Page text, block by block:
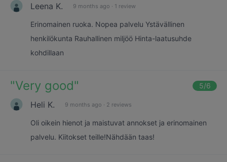
Leena K. 9 months ago · 1 review
Erinomainen ruoka. Nopea palvelu Ystävällinen
henkilökunta Rauhallinen miljöö Hinta-laatusuhde
kohdillaan
"Very good" 5/6
Heli K. 9 months ago · 2 reviews
Oli oikein hienot ja maistuvat annokset ja erinomainen
palvelu. Kiitokset teille!Nähdään taas!